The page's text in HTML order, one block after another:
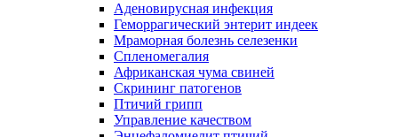
Аденовирусная инфекция
Геморрагический энтерит индеек
Мраморная болезнь селезенки
Спленомегалия
Африканская чума свиней
Скрининг патогенов
Птичий грипп
Управление качеством